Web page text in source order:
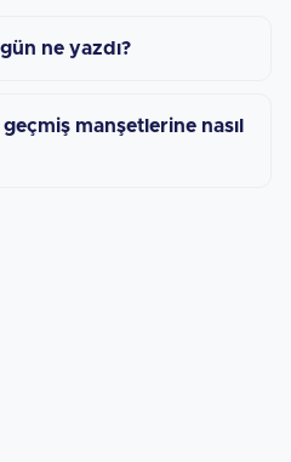
ne yazdı?
manşetlerine nasıl